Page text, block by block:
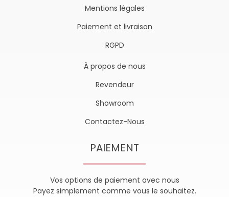
Mentions légales
Paiement et livraison
RGPD
À propos de nous
Revendeur
Showroom
Contactez-Nous
PAIEMENT
Vos options de paiement avec nous
Payez simplement comme vous le souhaitez.